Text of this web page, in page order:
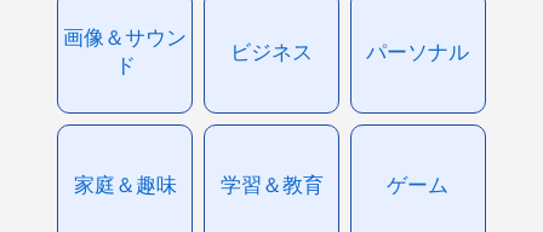
画像＆サウン
ド
ビジネス パーソナル
家庭＆趣味 学習＆教育 ゲーム